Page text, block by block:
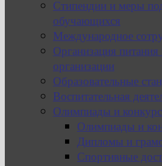
Стипендии и меры
обучающихся
Международное
Организация питания
организации
Образовательные
Воспитательная
Олимпиады и
Олимпиады и
Дипломы и
Спортивные